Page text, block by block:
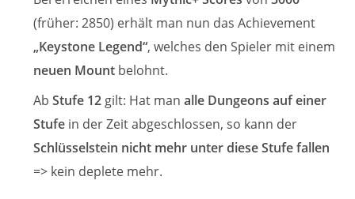
(früher: 2850) erhält man nun das Achievement
„Keystone Legend“, welches den Spieler mit einem
neuen Mount belohnt.
AbStufe 12 gilt: Hat manalle Dungeons auf einer
Stufe in der Zeit abgeschlossen, so kann der
Schlüsselstein nicht mehr unter diese Stufe fallen
=> kein deplete mehr.